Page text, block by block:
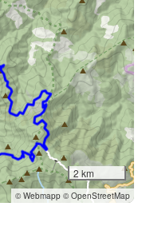
2 km
© Webmapp © OpenStreetMap